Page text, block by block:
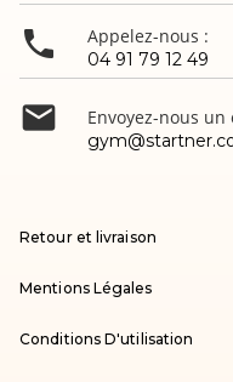
 Appelez-nous :
04 91 79 12 49
 Envoyez-nous un
Retour et livraison
Mentions Légales
Conditions D'utilisation